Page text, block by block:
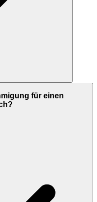
für einen